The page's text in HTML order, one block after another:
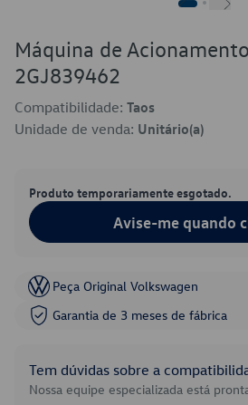
Máquina de
2GJ839462
Compatibilidade: Taos
Unidade de venda: Unitário(a)
Produto temporariamente esgotado.
Avise-me quando
Peça Original Volkswagen
Garantia de 3 meses de fábrica
Tem dúvidas sobre a
Nossa equipe especializada está